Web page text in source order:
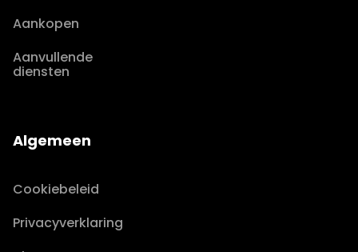
Aankopen
Aanvullende
diensten
Algemeen
Cookiebeleid
Privacyverklaring